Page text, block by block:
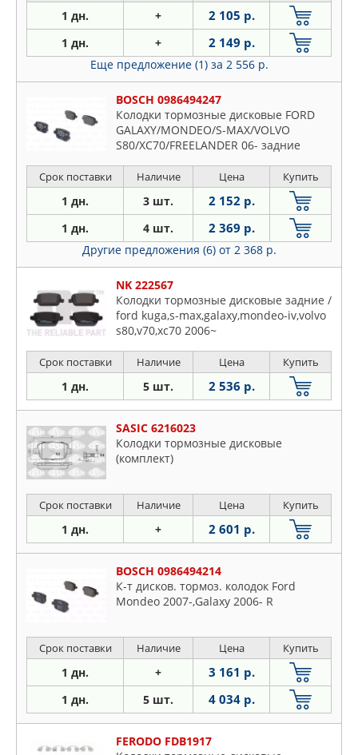
1 дн. + 2 105 р.
1 дн. + 2 149 р.
Еще предложение (1) за 2 556 р.
BOSCH 0986494247
Колодки тормозные дисковые FORD
GALAXY/MONDEO/S-MAX/VOLVO
S80/XC70/FREELANDER 06- задние
Срок поставки Наличие Цена Купить
1 дн. 3 шт. 2 152 р.
1 дн. 4 шт. 2 369 р.
Другие предложения (6) от 2 368 р.
NK 222567
Колодки тормозные дисковые задние /
ford kuga,s-max,galaxy,mondeo-iv,volvo
s80,v70,xc70 2006~
Срок поставки Наличие Цена Купить
1 дн. 5 шт. 2 536 р.
SASIC 6216023
Колодки тормозные дисковые
(комплект)
Срок поставки Наличие Цена Купить
1 дн. + 2 601 р.
BOSCH 0986494214
К-т дисков. тормоз. колодок Ford
Mondeo 2007-,Galaxy 2006- R
Срок поставки Наличие Цена Купить
1 дн. + 3 161 р.
1 дн. 5 шт. 4 034 р.
FERODO FDB1917